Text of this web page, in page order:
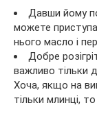
Давши йому
можете
нього масло і
Добре
важливо тільки
Хоча, якщо на
тільки млинці,